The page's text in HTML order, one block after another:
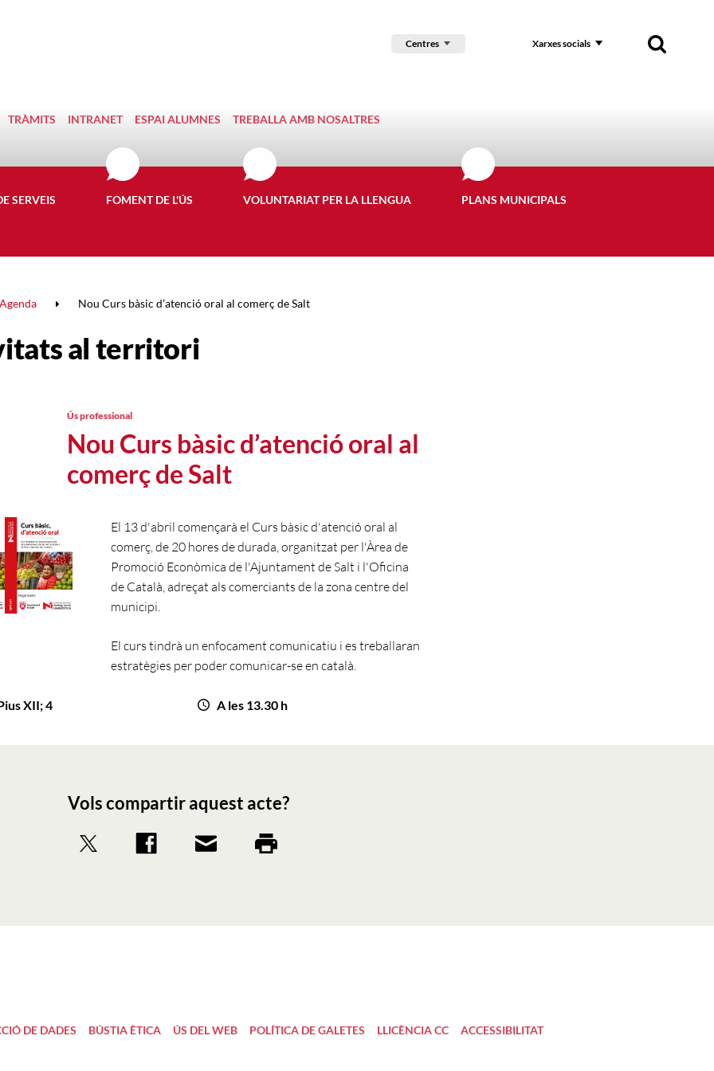
Centres Xarxes socials
TRÀMITS INTRANET ESPAI ALUMNES TREBALLA AMB NOSALTRES
SERVEIS FOMENT DE L'ÚS VOLUNTARIAT PER LA LLENGUA PLANS MUNICIPALS
Agenda Nou Curs bàsic d’atenció oral al comerç de Salt
al territori
Nou Curs bàsic d’atenció oral al
comerç de Salt
Ús professional
El 13 d'abril començarà el Curs bàsic d'atenció oral al
comerç, de 20 hores de durada, organitzat per l'Àrea de
Promoció Econòmica de l'Ajuntament de Salt i l'Oficina
de Català, adreçat als comerciants de la zona centre del
municipi.
El curs tindrà un enfocament comunicatiu i es treballaran
estratègies per poder comunicar-se en català.
XII; 4 A les 13.30 h
Vols compartir aquest acte?
DE DADES BÚSTIA ÈTICA ÚS DEL WEB POLÍTICA DE GALETES LLICÈNCIA CC ACCESSIBILITAT